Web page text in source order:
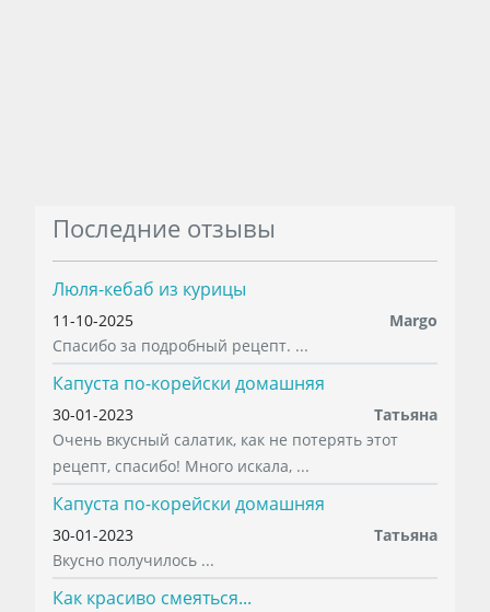
Последние отзывы
Люля-кебаб из курицы
11-10-2025
Margo
Спасибо за подробный рецепт. ...
Капуста по-корейски домашняя
30-01-2023
Татьяна
Очень вкусный салатик, как не потерять этот
рецепт, спасибо! Много искала, ...
Капуста по-корейски домашняя
30-01-2023
Татьяна
Вкусно получилось ...
Как красиво смеяться...